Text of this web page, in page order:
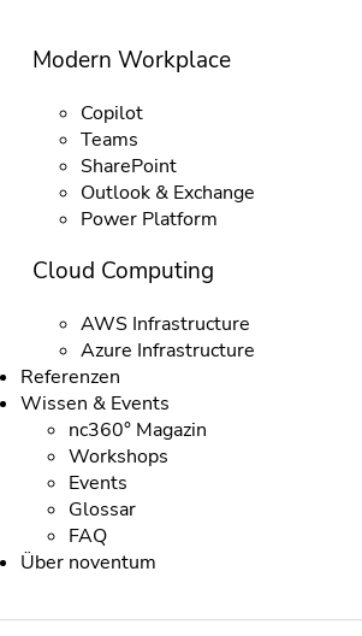
Modern Workplace
Copilot
Teams
SharePoint
Outlook & Exchange
Power Platform
Cloud Computing
AWS Infrastructure
Azure Infrastructure
Referenzen
Wissen & Events
nc360° Magazin
Workshops
Events
Glossar
FAQ
Über noventum